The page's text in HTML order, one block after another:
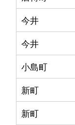
今井
今井
小島町
新町
新町